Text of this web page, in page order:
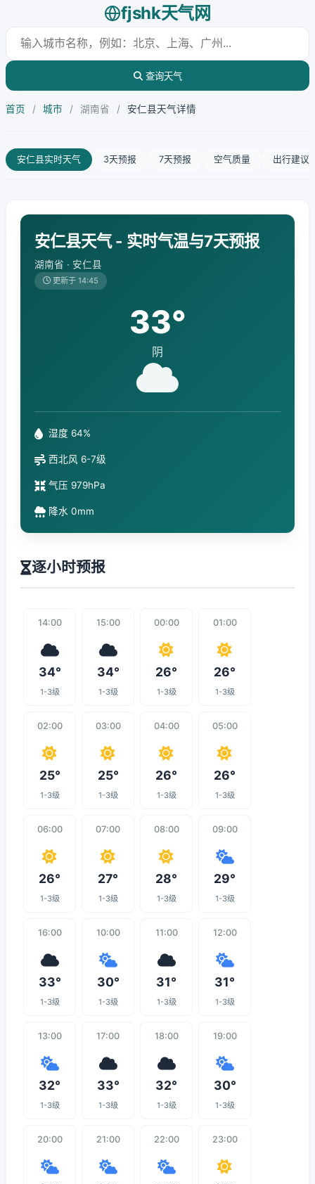
fjshk天气网
查询天气
首页 / 城市 / 湖南省 / 安仁县天气详情
安仁县实时天气 3天预报 7天预报 空气质量 出行建议
安仁县天气 - 实时气温与7天预报
湖南省 · 安仁县
更新于 14:45
33°
阴
湿度 64%
西北风 6-7级
气压 979hPa
降水 0mm
逐小时预报
14:00
34°
1-3级
15:00
34°
1-3级
00:00
26°
1-3级
01:00
26°
1-3级
02:00
25°
1-3级
03:00
25°
1-3级
04:00
26°
1-3级
05:00
26°
1-3级
06:00
26°
1-3级
07:00
27°
1-3级
08:00
28°
1-3级
09:00
29°
1-3级
16:00
33°
1-3级
10:00
30°
1-3级
11:00
31°
1-3级
12:00
31°
1-3级
13:00
32°
1-3级
17:00
33°
1-3级
18:00
32°
1-3级
19:00
30°
1-3级
20:00 21:00 22:00 23:00